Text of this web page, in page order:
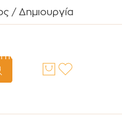
/ Δημιουργία